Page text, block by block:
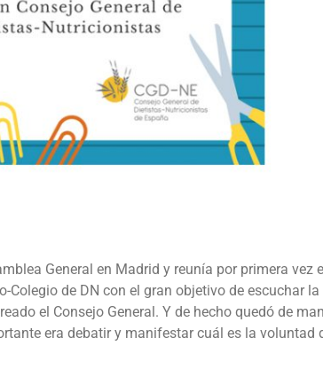
General en Madrid y reunía por primera vez
de DN con el gran objetivo de escuchar
el Consejo General. Y de hecho quedó de
era debatir y manifestar cuál es la voluntad